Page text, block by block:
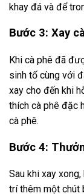
khay đá và để
Bước 3: Xay
Khi cà phê đã
sinh tố cùng với
xay cho đến khi
thích cà phê đặc
cà phê.
Bước 4:
Sau khi xay
trí thêm một chút